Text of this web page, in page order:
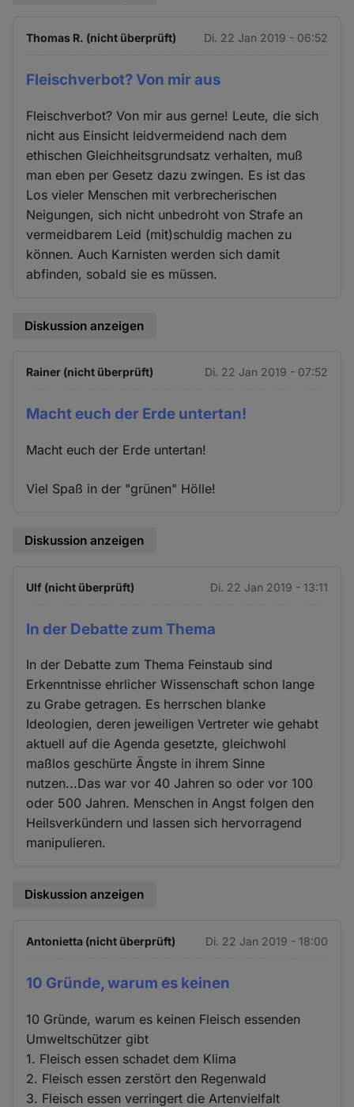
Thomas R. (nicht überprüft) Di. 22 Jan 2019 - 06:52
Fleischverbot? Von mir aus
Fleischverbot? Von mir aus gerne! Leute, die sich
nicht aus Einsicht leidvermeidend nach dem
ethischen Gleichheitsgrundsatz verhalten, muß
man eben per Gesetz dazu zwingen. Es ist das
Los vieler Menschen mit verbrecherischen
Neigungen, sich nicht unbedroht von Strafe an
vermeidbarem Leid (mit)schuldig machen zu
können. Auch Karnisten werden sich damit
abfinden, sobald sie es müssen.
Diskussion anzeigen
Rainer (nicht überprüft) Di. 22 Jan 2019 - 07:52
Macht euch der Erde untertan!
Macht euch der Erde untertan!
Viel Spaß in der "grünen" Hölle!
Diskussion anzeigen
Ulf (nicht überprüft) Di. 22 Jan 2019 - 13:11
In der Debatte zum Thema
In der Debatte zum Thema Feinstaub sind
Erkenntnisse ehrlicher Wissenschaft schon lange
zu Grabe getragen. Es herrschen blanke
Ideologien, deren jeweiligen Vertreter wie gehabt
aktuell auf die Agenda gesetzte, gleichwohl
maßlos geschürte Ängste in ihrem Sinne
nutzen...Das war vor 40 Jahren so oder vor 100
oder 500 Jahren. Menschen in Angst folgen den
Heilsverkündern und lassen sich hervorragend
manipulieren.
Diskussion anzeigen
Antonietta (nicht überprüft) Di. 22 Jan 2019 - 18:00
10 Gründe, warum es keinen
10 Gründe, warum es keinen Fleisch essenden
Umweltschützer gibt
1. Fleisch essen schadet dem Klima
2. Fleisch essen zerstört den Regenwald
3. Fleisch essen verringert die Artenvielfalt